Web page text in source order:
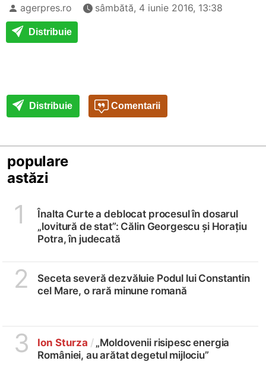
agerpres.ro sâmbătă, 4 iunie 2016, 13:38
Distribuie
Distribuie Comentarii
populare
astăzi
1
Înalta Curte a deblocat procesul în dosarul
„lovitură de stat”: Călin Georgescu și Horațiu
Potra, în judecată
2
Seceta severă dezvăluie Podul lui Constantin
cel Mare, o rară minune romană
3 Ion Sturza /„Moldovenii risipesc energia
României, au arătat degetul mijlociu”